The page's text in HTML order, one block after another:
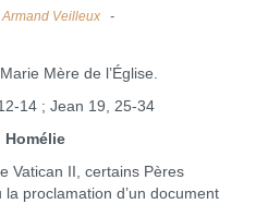
Veilleux
Mère de l’Église.
14 ; Jean 19, 25-34
Homélie
II, certains Pères
proclamation d’un document